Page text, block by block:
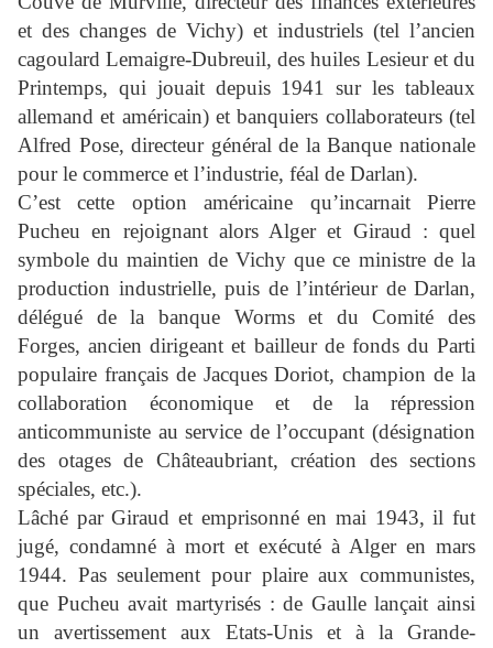
et des changes de Vichy) et industriels (tel l’ancien
cagoulard Lemaigre-Dubreuil, des huiles Lesieur et du
Printemps, qui jouait depuis 1941 sur les tableaux
allemand et américain) et banquiers collaborateurs (tel
Alfred Pose, directeur général de la Banque nationale
pour le commerce et l’industrie, féal de Darlan).
C’est cette option américaine qu’incarnait Pierre
Pucheu en rejoignant alors Alger et Giraud : quel
symbole du maintien de Vichy que ce ministre de la
production industrielle, puis de l’intérieur de Darlan,
délégué de la banque Worms et du Comité des
Forges, ancien dirigeant et bailleur de fonds du Parti
populaire français de Jacques Doriot, champion de la
collaboration économique et de la répression
anticommuniste au service de l’occupant (désignation
des otages de Châteaubriant, création des sections
spéciales, etc.).
Lâché par Giraud et emprisonné en mai 1943, il fut
jugé, condamné à mort et exécuté à Alger en mars
1944. Pas seulement pour plaire aux communistes,
que Pucheu avait martyrisés : de Gaulle lançait ainsi
un avertissement aux Etats-Unis et à la Grande-